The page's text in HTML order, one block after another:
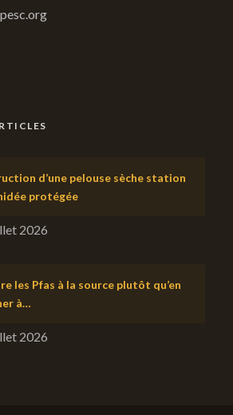
d’une pelouse sèche station
protégée
2026
les Pfas à la source plutôt qu’en
à…
2026